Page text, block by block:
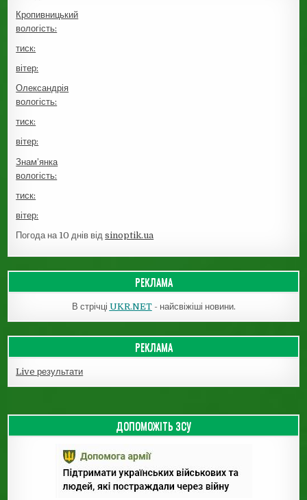
Кропивницький
вологість:
тиск:
вітер:
Олександрія
вологість:
тиск:
вітер:
Знам’янка
вологість:
тиск:
вітер:
Погода на 10 днів відsinoptik.ua
РЕКЛАМА
В стрічці UKR.NET- найсвіжіші новини.
РЕКЛАМА
Live результати
ДОПОМОЖІТЬ ЗСУ